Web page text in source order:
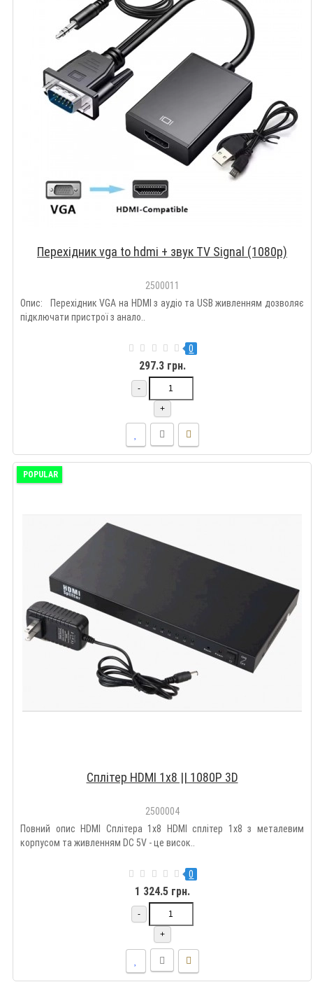
Перехідник vga to hdmi + звук TV Signal (1080p)
2500011
Опис: Перехідник VGA на HDMI з аудіо та USB живленням дозволяє
підключати пристрої з анало..
0
297.3 грн.
-
+
POPULAR
Сплітер HDMI 1x8 || 1080P 3D
2500004
Повний опис HDMI Сплітера 1x8 HDMI сплітер 1x8 з металевим
корпусом та живленням DC 5V - це висок..
0
1 324.5 грн.
-
+